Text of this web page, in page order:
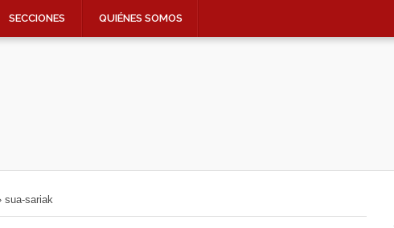
SECCIONES QUIÉNES SOMOS
sua-sariak